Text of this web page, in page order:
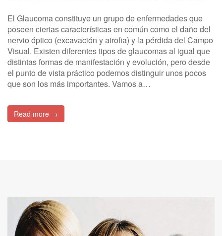
El Glaucoma constituye un grupo de enfermedades que
poseen ciertas características en común como el daño del
nervio óptico (excavación y atrofia) y la pérdida del Campo
Visual. Existen diferentes tipos de glaucomas al igual que
distintas formas de manifestación y evolución, pero desde
el punto de vista práctico podemos distinguir unos pocos
que son los más importantes. Vamos a…
Read more →